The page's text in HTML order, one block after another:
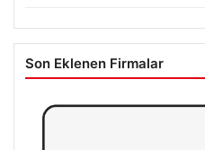
Son Eklenen Firmalar